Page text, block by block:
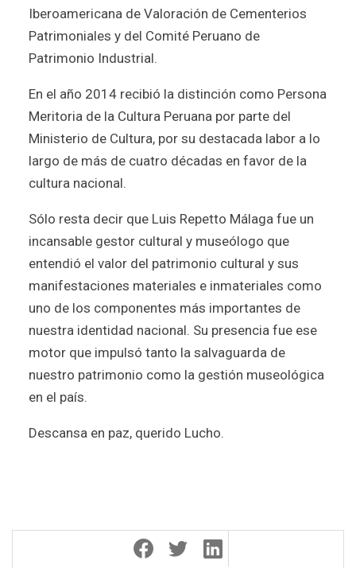
Iberoamericana de Valoración de Cementerios
Patrimoniales y del Comité Peruano de
Patrimonio Industrial.
En el año 2014 recibió la distinción como Persona
Meritoria de la Cultura Peruana por parte del
Ministerio de Cultura, por su destacada labor a lo
largo de más de cuatro décadas en favor de la
cultura nacional.
Sólo resta decir que Luis Repetto Málaga fue un
incansable gestor cultural y museólogo que
entendió el valor del patrimonio cultural y sus
manifestaciones materiales e inmateriales como
uno de los componentes más importantes de
nuestra identidad nacional. Su presencia fue ese
motor que impulsó tanto la salvaguarda de
nuestro patrimonio como la gestión museológica
en el país.
Descansa en paz, querido Lucho.